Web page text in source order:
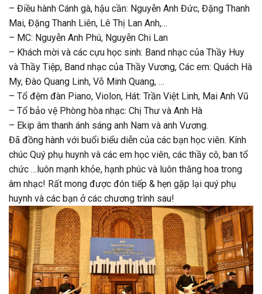
– Điều hành Cánh gà, hậu cần: Nguyễn Anh Đức, Đặng Thanh
Mai, Đặng Thanh Liên, Lê Thị Lan Anh,…
– MC: Nguyễn Anh Phú, Nguyễn Chi Lan
– Khách mời và các cựu học sinh: Band nhạc của Thầy Huy
và Thầy Tiệp, Band nhạc của Thầy Vương, Các em: Quách Hà
My, Đào Quang Linh, Võ Minh Quang, …
– Tổ đệm đàn Piano, Violon, Hát: Trần Việt Linh, Mai Anh Vũ
– Tổ bảo vệ Phòng hòa nhạc: Chị Thư và Anh Hà
– Ekip âm thanh ánh sáng anh Nam và anh Vương.
Đã đồng hành với buổi biểu diễn của các bạn học viên. Kính
chúc Quý phụ huynh và các em học viên, các thầy cô, ban tổ
chức …luôn mạnh khỏe, hạnh phúc và luôn thăng hoa trong
âm nhạc! Rất mong được đón tiếp & hẹn gặp lại quý phụ
huynh và các bạn ở các chương trình sau!